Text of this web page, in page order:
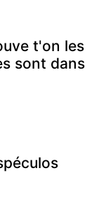
t'on les
sont dans